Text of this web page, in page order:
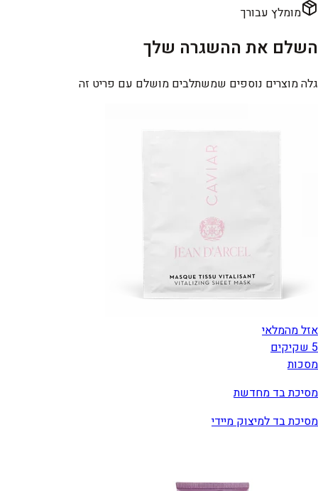
מומלץ עבורך
השלם את ההשגרה שלך
גלה מוצרים נוספים שמשתלבים מושלם עם פריט זה
אזל מהמלאי
5 שקיקים
מסכות
מסיכת בד מחדשת
מסיכת בד למיצוק מיידי